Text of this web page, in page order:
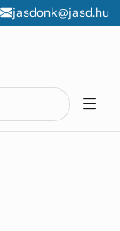
jasdonk@jasd.hu